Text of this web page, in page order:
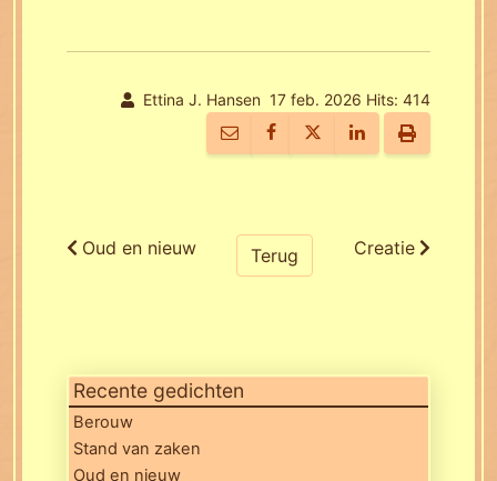
Recente gedichten
Berouw
Stand van zaken
Oud en nieuw
Ettina J. Hansen 17 feb. 2026 Hits: 414
Oud en nieuw Terug Creatie